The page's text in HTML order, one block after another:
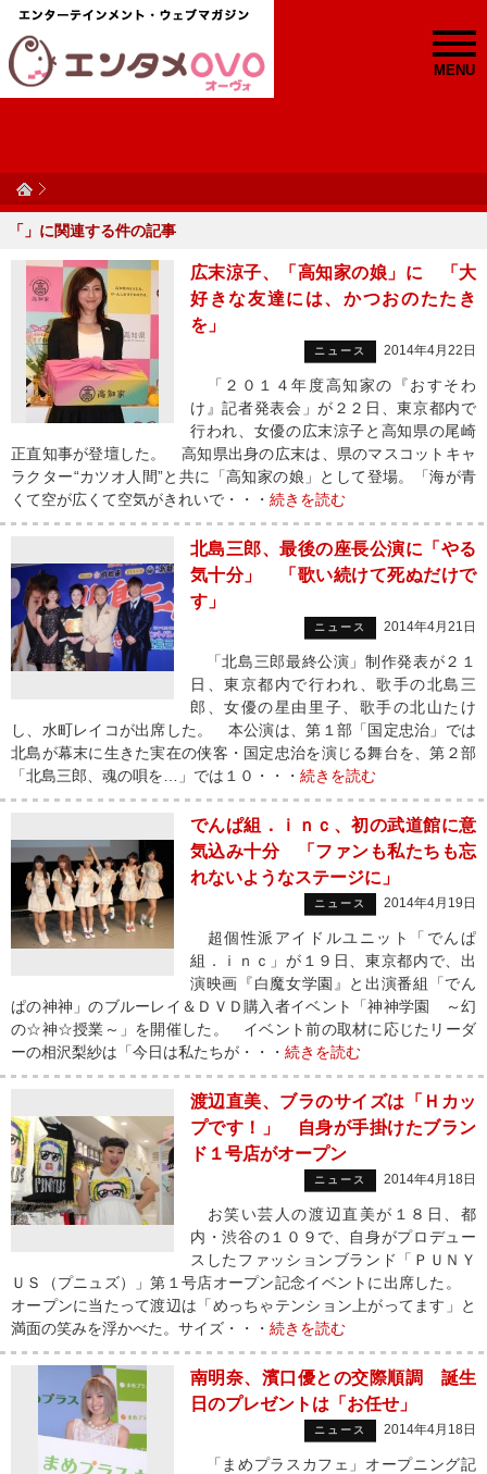
MENU
「 」に関連する件の記事
広末涼子、「高知家の娘」に 「大
好きな友達には、かつおのたたき
を」
ニュース 2014年4月22日
「２０１４年度高知家の『おすそわ
け』記者発表会」が２２日、東京都内で
行われ、女優の広末涼子と高知県の尾崎
正直知事が登壇した。 高知県出身の広末は、県のマスコットキャ
ラクター“カツオ人間”と共に「高知家の娘」として登場。「海が青
くて空が広くて空気がきれいで・・・ 続きを読む
北島三郎、最後の座長公演に「やる
気十分」 「歌い続けて死ぬだけで
す」
ニュース 2014年4月21日
「北島三郎最終公演」制作発表が２１
日、東京都内で行われ、歌手の北島三
郎、女優の星由里子、歌手の北山たけ
し、水町レイコが出席した。 本公演は、第１部「国定忠治」では
北島が幕末に生きた実在の侠客・国定忠治を演じる舞台を、第２部
「北島三郎、魂の唄を…」では１０・・・ 続きを読む
でんぱ組．ｉｎｃ、初の武道館に意
気込み十分 「ファンも私たちも忘
れないようなステージに」
ニュース 2014年4月19日
超個性派アイドルユニット「でんぱ
組．ｉｎｃ」が１９日、東京都内で、出
演映画『白魔女学園』と出演番組「でん
ぱの神神」のブルーレイ＆ＤＶＤ購入者イベント「神神学園 ～幻
の☆神☆授業～」を開催した。 イベント前の取材に応じたリーダ
ーの相沢梨紗は「今日は私たちが・・・ 続きを読む
渡辺直美、ブラのサイズは「Ｈカッ
プです！」 自身が手掛けたブラン
ド１号店がオープン
ニュース 2014年4月18日
お笑い芸人の渡辺直美が１８日、都
内・渋谷の１０９で、自身がプロデュー
スしたファッションブランド「ＰＵＮＹ
ＵＳ（プニュズ）」第１号店オープン記念イベントに出席した。
オープンに当たって渡辺は「めっちゃテンション上がってます」と
満面の笑みを浮かべた。サイズ・・・ 続きを読む
南明奈、濱口優との交際順調 誕生
日のプレゼントは「お任せ」
ニュース 2014年4月18日
「まめプラスカフェ」オープニング記